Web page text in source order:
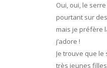
Oui, oui, le
pourtant sur
mais je préfère
j’adore !
Je trouve que
très jeunes